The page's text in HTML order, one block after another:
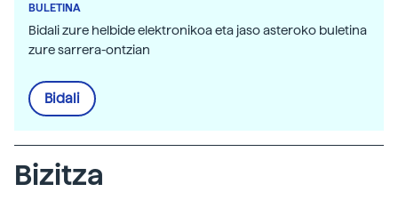
BULETINA
Bidali zure helbide elektronikoa eta jaso asteroko buletina
zure sarrera-ontzian
Bidali
Bizitza